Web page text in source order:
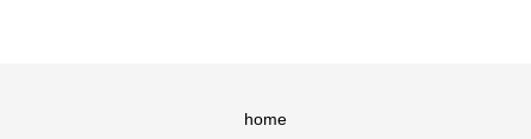
home